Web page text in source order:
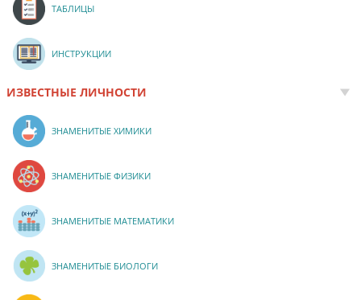
ТАБЛИЦЫ
ИНСТРУКЦИИ
ИЗВЕСТНЫЕ ЛИЧНОСТИ
ЗНАМЕНИТЫЕ ХИМИКИ
ЗНАМЕНИТЫЕ ФИЗИКИ
ЗНАМЕНИТЫЕ МАТЕМАТИКИ
ЗНАМЕНИТЫЕ БИОЛОГИ